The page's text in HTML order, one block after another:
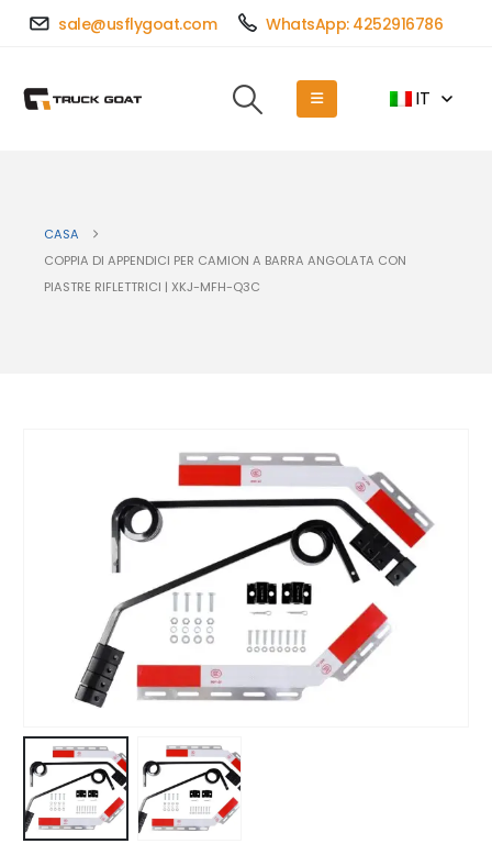
sale@usflygoat.com WhatsApp: 4252916786
IT
CASA
COPPIA DI APPENDICI PER CAMION A BARRA ANGOLATA CON
PIASTRE RIFLETTRICI | XKJ-MFH-Q3C